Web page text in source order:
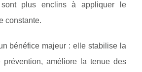
plus enclins à appliquer le
constante.
bénéfice majeur : elle stabilise la
améliore la tenue des